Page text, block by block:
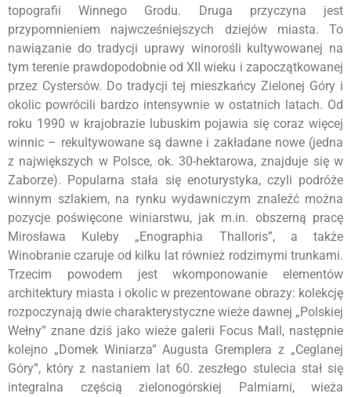
topografii Winnego Grodu. Druga przyczyna jest
przypomnieniem najwcześniejszych dziejów miasta. To
nawiązanie do tradycji uprawy winorośli kultywowanej na
tym terenie prawdopodobnie od XII wieku i zapoczątkowanej
przez Cystersów. Do tradycji tej mieszkańcy Zielonej Góry i
okolic powrócili bardzo intensywnie w ostatnich latach. Od
roku 1990 w krajobrazie lubuskim pojawia się coraz więcej
winnic – rekultywowane są dawne i zakładane nowe (jedna
z największych w Polsce, ok. 30-hektarowa, znajduje się w
Zaborze). Popularna stała się enoturystyka, czyli podróże
winnym szlakiem, na rynku wydawniczym znaleźć można
pozycje poświęcone winiarstwu, jak m.in. obszerną pracę
Mirosława Kuleby „Enographia Thalloris”, a także
Winobranie czaruje od kilku lat również rodzimymi trunkami.
Trzecim powodem jest wkomponowanie elementów
architektury miasta i okolic w prezentowane obrazy: kolekcję
rozpoczynają dwie charakterystyczne wieże dawnej „Polskiej
Wełny” znane dziś jako wieże galerii Focus Mall, następnie
kolejno „Domek Winiarza” Augusta Gremplera z „Ceglanej
Góry”, który z nastaniem lat 60. zeszłego stulecia stał się
integralna częścią zielonogórskiej Palmiarni, wieża